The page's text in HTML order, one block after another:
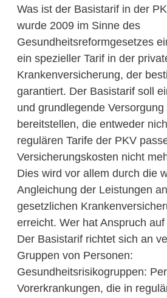
Was ist der Basistarif in der
wurde 2009 im Sinne des
Gesundheitsreformgesetzes
ein spezieller Tarif in der
Krankenversicherung, der
garantiert. Der Basistarif soll
und grundlegende
bereitstellen, die entweder
regulären Tarife der PKV
Versicherungskosten nicht
Dies wird vor allem durch die
Angleichung der Leistungen
gesetzlichen
erreicht. Wer hat Anspruch
Der Basistarif richtet sich an
Gruppen von Personen:
Gesundheitsrisikogruppen:
Vorerkrankungen, die in